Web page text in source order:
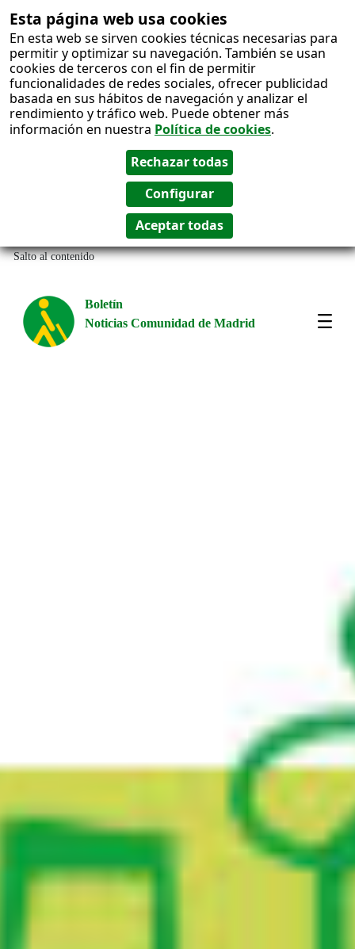
Esta página web usa cookies
En esta web se sirven cookies técnicas necesarias para
permitir y optimizar su navegación. También se usan
cookies de terceros con el fin de permitir
funcionalidades de redes sociales, ofrecer publicidad
basada en sus hábitos de navegación y analizar el
rendimiento y tráfico web. Puede obtener más
información en nuestra Política de cookies.
Salto al contenido
Boletín
Noticias Comunidad de Madrid